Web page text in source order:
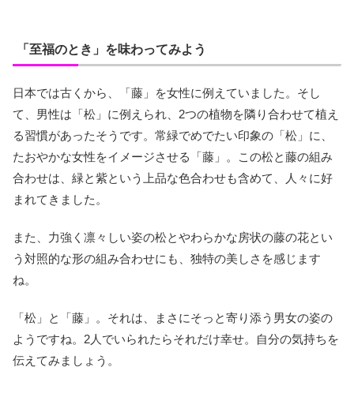
「至福のとき」を味わってみよう
日本では古くから、「藤」を女性に例えていました。そし
て、男性は「松」に例えられ、2つの植物を隣り合わせて植え
る習慣があったそうです。常緑でめでたい印象の「松」に、
たおやかな女性をイメージさせる「藤」。この松と藤の組み
合わせは、緑と紫という上品な色合わせも含めて、人々に好
まれてきました。
また、力強く凛々しい姿の松とやわらかな房状の藤の花とい
う対照的な形の組み合わせにも、独特の美しさを感じます
ね。
「松」と「藤」。それは、まさにそっと寄り添う男女の姿の
ようですね。2人でいられたらそれだけ幸せ。自分の気持ちを
伝えてみましょう。